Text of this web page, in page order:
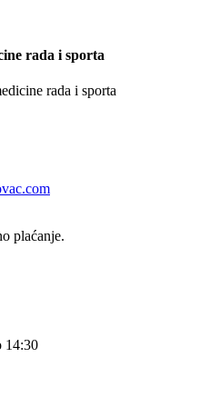
rada i sporta
rada i sporta
plaćanje.
14:30